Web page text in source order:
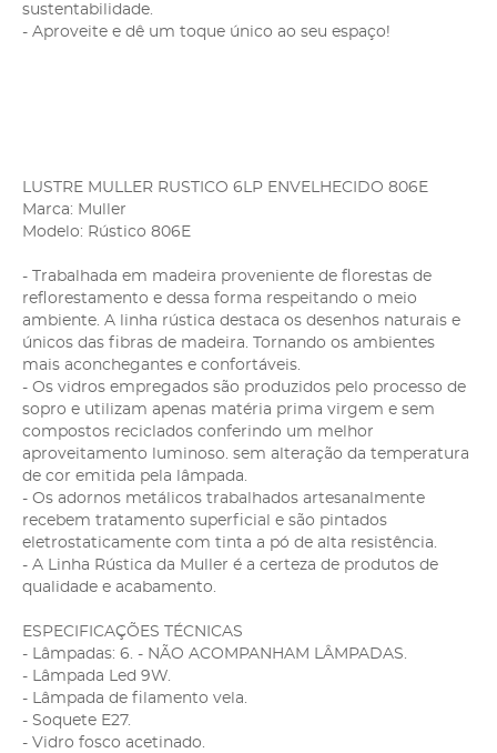
sustentabilidade.
- Aproveite e dê um toque único ao seu espaço!
LUSTRE MULLER RUSTICO 6LP ENVELHECIDO 806E
Marca: Muller
Modelo: Rústico 806E
- Trabalhada em madeira proveniente de florestas de
reflorestamento e dessa forma respeitando o meio
ambiente. A linha rústica destaca os desenhos naturais e
únicos das fibras de madeira. Tornando os ambientes
mais aconchegantes e confortáveis.
- Os vidros empregados são produzidos pelo processo de
sopro e utilizam apenas matéria prima virgem e sem
compostos reciclados conferindo um melhor
aproveitamento luminoso. sem alteração da temperatura
de cor emitida pela lâmpada.
- Os adornos metálicos trabalhados artesanalmente
recebem tratamento superficial e são pintados
eletrostaticamente com tinta a pó de alta resistência.
- A Linha Rústica da Muller é a certeza de produtos de
qualidade e acabamento.
ESPECIFICAÇÕES TÉCNICAS
- Lâmpadas: 6. - NÃO ACOMPANHAM LÂMPADAS.
- Lâmpada Led 9W.
- Lâmpada de filamento vela.
- Soquete E27.
- Vidro fosco acetinado.